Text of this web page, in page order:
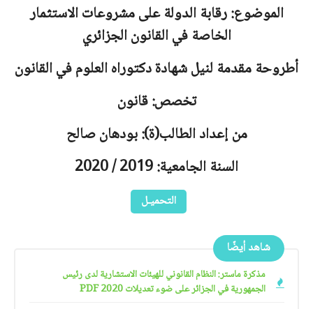
الموضوع: رقابة الدولة على مشروعات الاستثمار
الخاصة في القانون الجزائري
أطروحة مقدمة لنيل شهادة دكتوراه العلوم في القانون
تخصص: قانون
من إعداد الطالب(ة): بودهان صالح
السنة الجامعية: 2019 / 2020
التحميـل
شاهد أيضًا
مذكرة ماستر: النظام القانوني للهيئات الاستشارية لدى رئيس
الجمهورية في الجزائر على ضوء تعديلات 2020 PDF